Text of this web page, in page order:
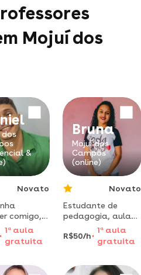
Mojuí dos
dos
&
Novato
comigo,
na área
e
diversos
1 a aula
gratuita
Bruna
Mojuí dos
Campos
(online)
Novato
Estudante de
pedagogia, aula
divertidas,
aprendemos como
brincadeira e
aprender sempre
R$50/h
1 aaula
gratuita